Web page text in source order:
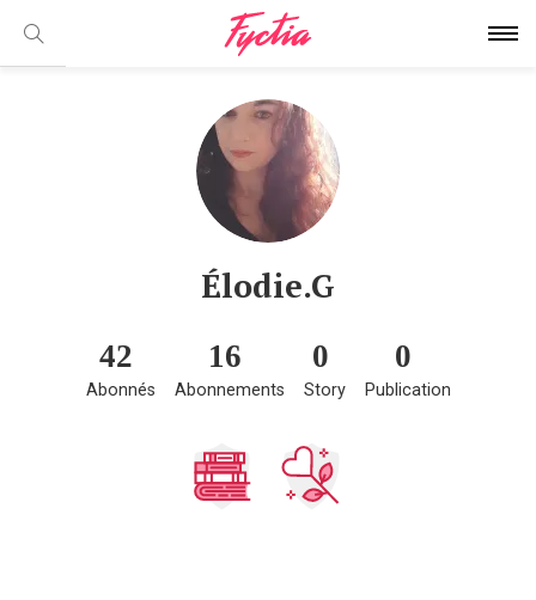
Élodie.G
42
Abonnés
16
Abonnements
0
Story
0
Publication